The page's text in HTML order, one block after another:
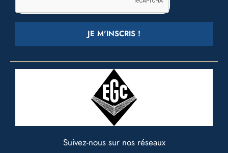
JE M'INSCRIS !
Suivez-nous sur nos réseaux